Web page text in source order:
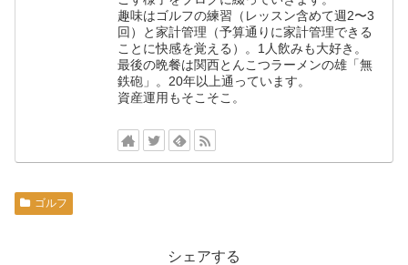
趣味はゴルフの練習（レッスン含めて週2〜3
回）と家計管理（予算通りに家計管理できる
ことに快感を覚える）。1人飲みも大好き。
最後の晩餐は関西とんこつラーメンの雄「無
鉄砲」。20年以上通っています。
資産運用もそこそこ。
ゴルフ
シェアする